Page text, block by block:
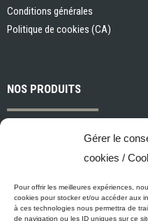
Gérer le
cookies /
Pour offrir les meilleures expériences,
cookies pour stocker et/ou accéder aux
à ces technologies nous permettra de
de navigation ou les ID uniques sur ce
Conditions générales
Politique de cookies (CA)
NOS PRODUITS
Peintures et apprêts d’intérieur
Industriel, commercial et municipal
Nettoyage, préparation des